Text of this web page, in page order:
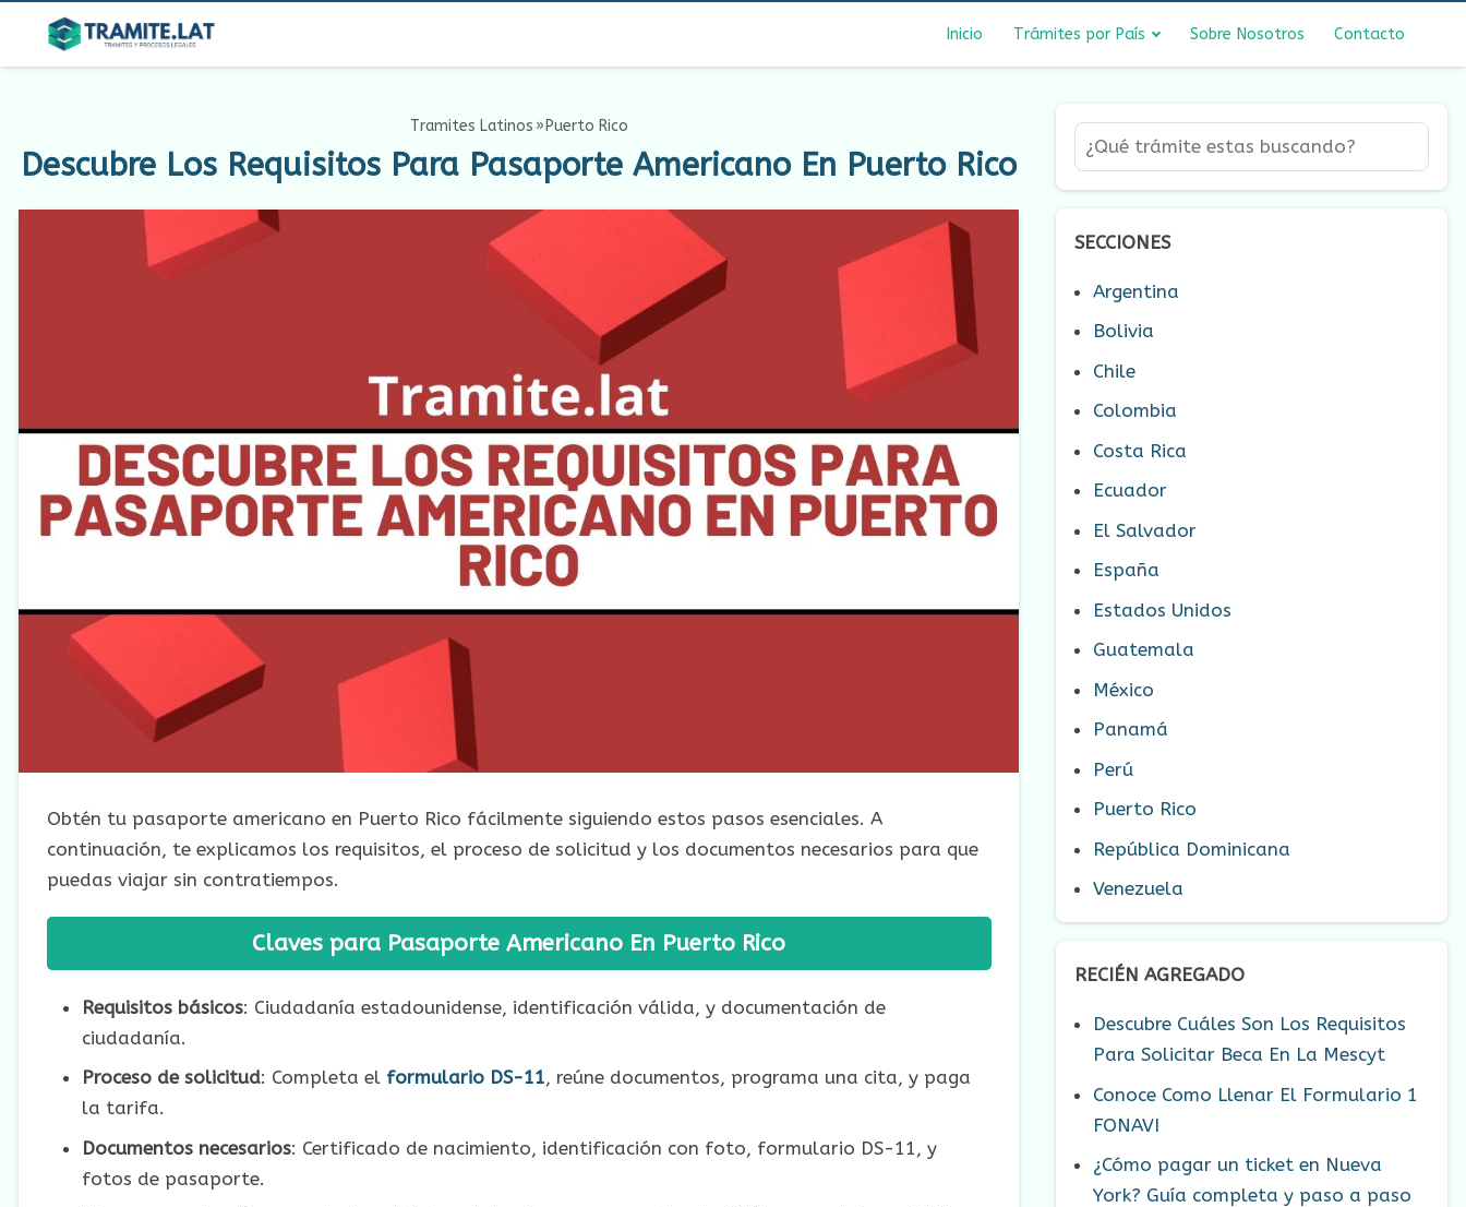
Inicio Trámites por País Sobre Nosotros Contacto
Tramites Latinos Puerto Rico
Descubre Los Requisitos Para Pasaporte Americano En Puerto Rico
Obtén tu pasaporte americano en Puerto Rico fácilmente siguiendo estos pasos esenciales. A
continuación, te explicamos los requisitos, el proceso de solicitud y los documentos necesarios para que
puedas viajar sin contratiempos.
Claves para Pasaporte Americano En Puerto Rico
Requisitos básicos: Ciudadanía estadounidense, identificación válida, y documentación de
ciudadanía.
Proceso de solicitud: Completa el formulario DS-11, reúne documentos, programa una cita, y paga
la tarifa.
Documentos necesarios: Certificado de nacimiento, identificación con foto, formulario DS-11, y
fotos de pasaporte.
SECCIONES
Argentina
Bolivia
Chile
Colombia
Costa Rica
Ecuador
El Salvador
España
Estados Unidos
Guatemala
México
Panamá
Perú
Puerto Rico
República Dominicana
Venezuela
RECIÉN AGREGADO
Descubre Cuáles Son Los Requisitos
Para Solicitar Beca En La Mescyt
Conoce Como Llenar El Formulario 1
FONAVI
¿Cómo pagar un ticket en Nueva
York? Guía completa y paso a paso